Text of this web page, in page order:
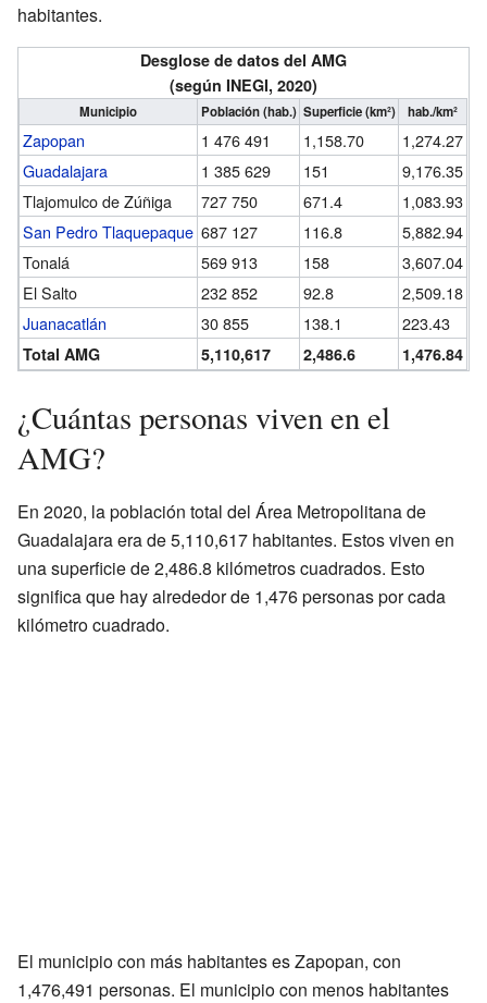
habitantes.
Desglose de datos del AMG
(según INEGI, 2020)
Municipio Población (hab.) Superficie (km²) hab./km²
Zapopan 1 476 491 1,158.70
1,274.27
Guadalajara
1 385 629 151
9,176.35
Tlajomulco de Zúñiga
727 750 671.4
1,083.93
San Pedro Tlaquepaque 687 127 116.8
5,882.94
Tonalá
569 913 158
3,607.04
El Salto
232 852 92.8
2,509.18
Juanacatlán
30 855 138.1 223.43
Total AMG 5,110,617 2,486.6 1,476.84
¿Cuántas personas viven en el
AMG?
En 2020, la población total del Área Metropolitana de
Guadalajara era de 5,110,617 habitantes. Estos viven en
una superficie de 2,486.8 kilómetros cuadrados. Esto
significa que hay alrededor de 1,476 personas por cada
kilómetro cuadrado.
El municipio con más habitantes es Zapopan, con
1,476,491 personas. El municipio con menos habitantes